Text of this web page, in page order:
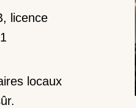
licence
locaux